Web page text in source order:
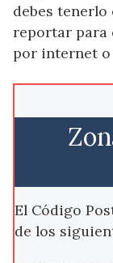
debes tenerlo
reportar para
por internet o
El Código
de los